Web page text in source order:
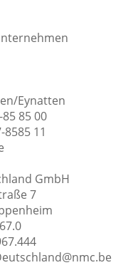
Eynatten
85 00
8585 11
GmbH
7